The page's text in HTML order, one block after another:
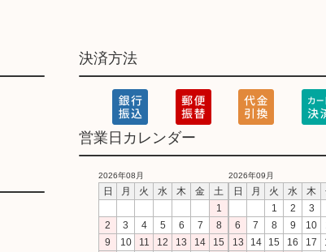
決済方法
営業日カレンダー
2026年08月
日 月 火 水 木 金
土
1
2
3 4 5 6 7
8
9
10 11 12 13 14 15
2026年09月
日 月 火 水 木
1
2 3
6
7 8 9 10
13
14 15 16 17